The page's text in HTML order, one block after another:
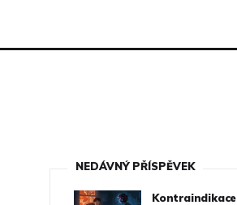
NEDÁVNÝ PŘÍSPĚVEK
Kontraindikace